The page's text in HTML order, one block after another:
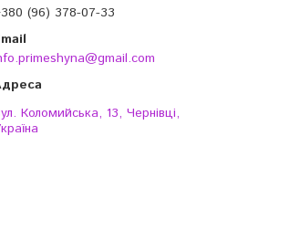
(96) 378-07-33
Коломийська, 13, Чернівці,